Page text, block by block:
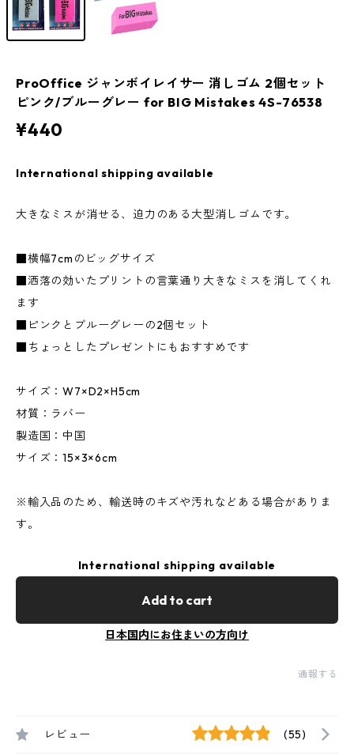
ProOffice ジャンボイレイサー 消しゴム 2個セット
ピンク/ブルーグレー for BIG Mistakes 4S-76538
¥440
International shipping available
大きなミスが消せる、迫力のある大型消しゴムです。
■横幅7cmのビッグサイズ
■洒落の効いたプリントの言葉通り大きなミスを消してくれ
ます
■ピンクとブルーグレーの2個セット
■ちょっとしたプレゼントにもおすすめです
サイズ：W7×D2×H5cm
材質：ラバー
製造国：中国
サイズ：15×3×6cm
※輸入品のため、輸送時のキズや汚れなどある場合がありま
す。
International shipping available
Add to cart
日本国内にお住まいの方向け
通報する
レビュー (55)